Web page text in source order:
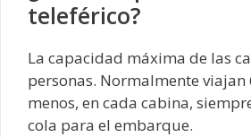
teleférico?
La capacidad máxima de las
personas. Normalmente viajan
menos, en cada cabina,
cola para el embarque.